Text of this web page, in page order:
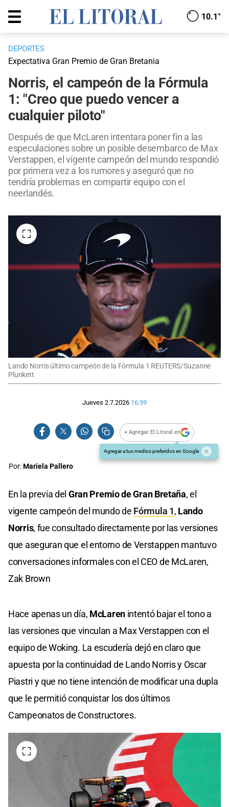
10.1°
DEPORTES
Expectativa Gran Premio de Gran Bretania
Norris, el campeón de la Fórmula
1: "Creo que puedo vencer a
cualquier piloto"
Después de que McLaren intentara poner fin a las
especulaciones sobre un posible desembarco de Max
Verstappen, el vigente campeón del mundo respondió
por primera vez a los rumores y aseguró que no
tendría problemas en compartir equipo con el
neerlandés.
Lando Norris último campeón de la Fórmula 1 REUTERS/Suzanne
Plunkett
Jueves 2.7.2026 16:39
+ Agregar El Litoral en
Agregar a tus medios preferidos en Google
Por:Mariela Pallero
En la previa del Gran Premio de Gran Bretaña, el
vigente campeón del mundo de Fórmula 1, Lando
Norris, fue consultado directamente por las versiones
que aseguran que el entorno de Verstappen mantuvo
conversaciones informales con el CEO de McLaren,
Zak Brown
Hace apenas un día, McLarenintentó bajar el tono a
las versiones que vinculan a Max Verstappen con el
equipo de Woking. La escudería dejó en claro que
apuesta por la continuidad de Lando Norris y Oscar
Piastri y que no tiene intención de modificar una dupla
que le permitió conquistar los dos últimos
Campeonatos de Constructores.